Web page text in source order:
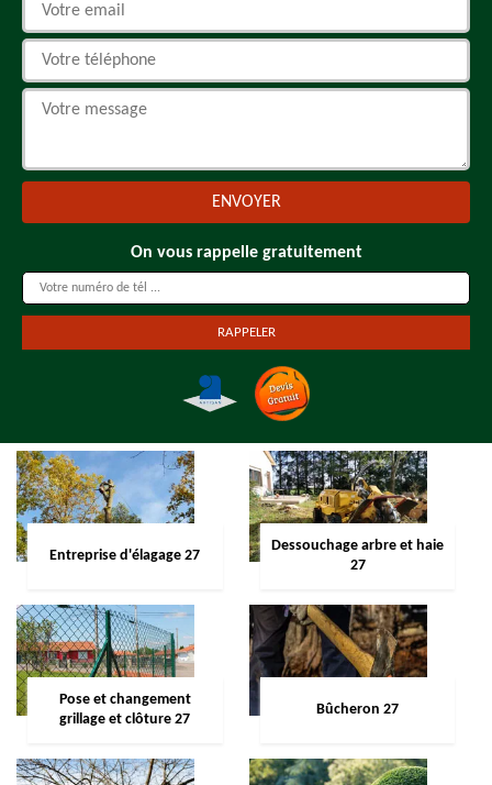
On vous rappelle gratuitement
Entreprise d'élagage 27
Dessouchage arbre et haie
27
Pose et changement
grillage et clôture 27
Bûcheron 27